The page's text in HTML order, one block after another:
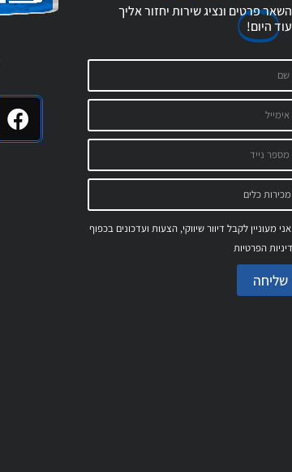
השאר פרטים ונציג שירות יחזור אליך
עודהיום!
אני מעוניין לקבל דיוור שיווקי, הצעות ועדכונים בכפוף
הפרטיות
שליחה